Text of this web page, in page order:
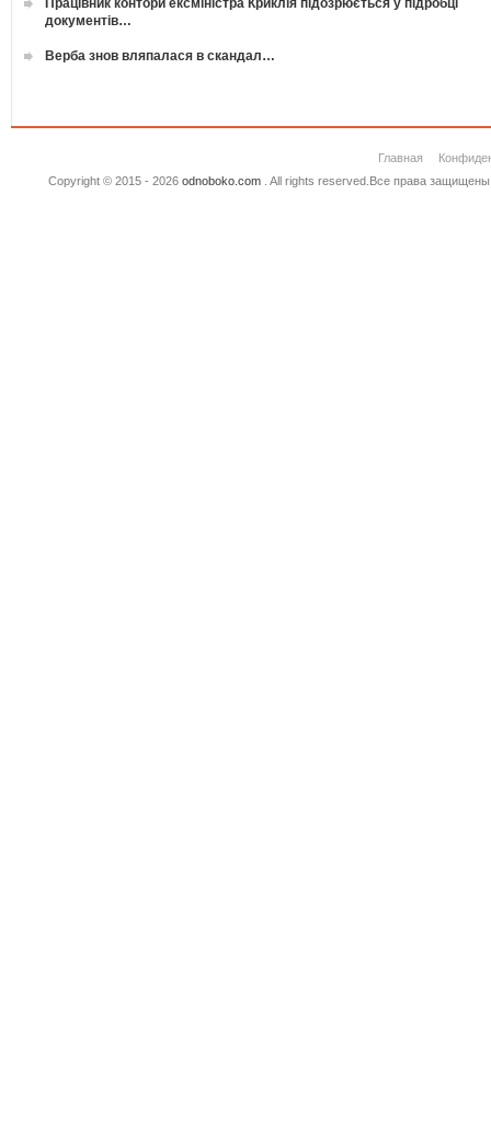
Працівник контори ексміністра Криклія підозрюється у підробці
документів…
Верба знов вляпалася в скандал…
Главная
Copyright © 2015 - 2026 odnoboko.com. All rights reserved.Все права защищены.